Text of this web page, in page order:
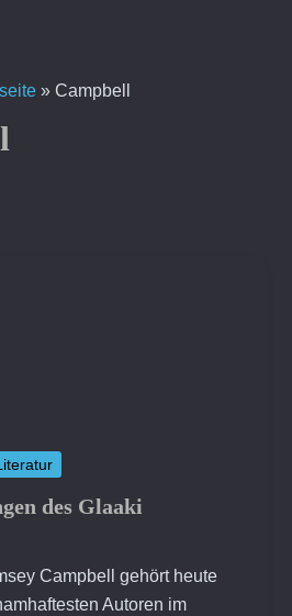
» Campbell
des Glaaki
Campbell gehört heute
Autoren im